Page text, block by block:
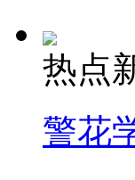
热点
警花